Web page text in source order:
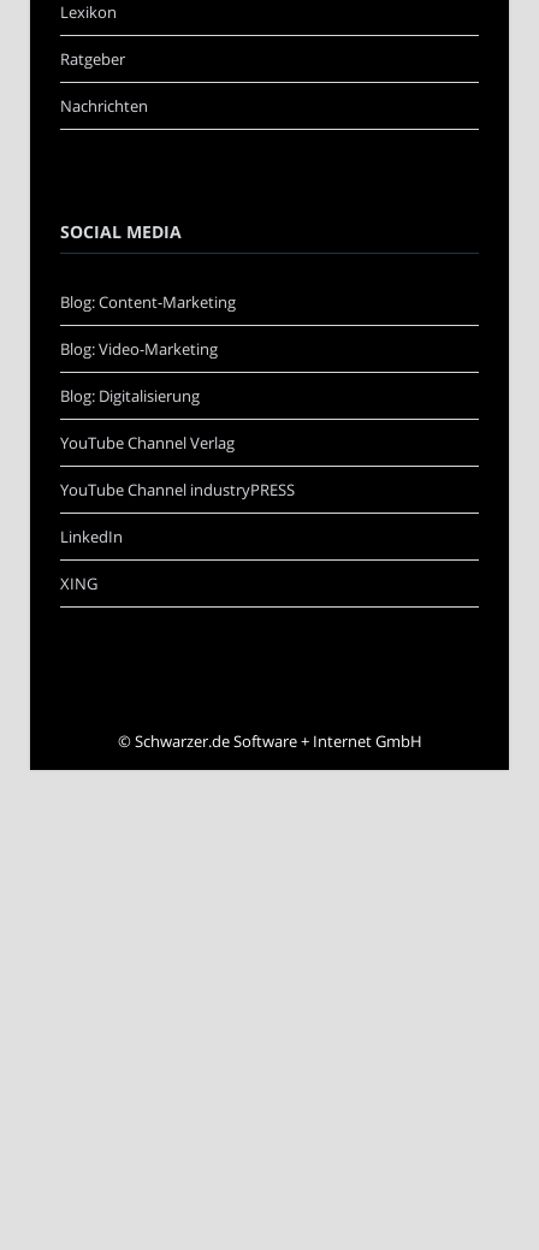
Lexikon
Ratgeber
Nachrichten
SOCIAL MEDIA
Blog: Content-Marketing
Blog: Video-Marketing
Blog: Digitalisierung
YouTube Channel Verlag
YouTube Channel industryPRESS
LinkedIn
XING
©Schwarzer.de Software + Internet GmbH